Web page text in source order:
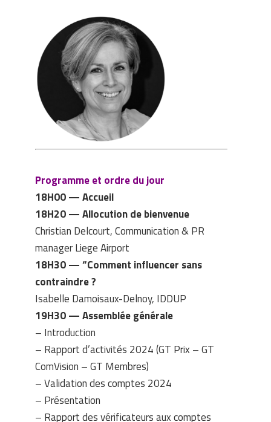
Programme et ordre du jour
18H00 — Accueil
18H20 — Allocution de bienvenue
Christian Delcourt, Communication & PR
manager Liege Airport
18H30 — “Comment influencer sans
contraindre ?
Isabelle Damoisaux-Delnoy, IDDUP
19H30 — Assemblée générale
– Introduction
– Rapport d’activités 2024 (GT Prix – GT
ComVision – GT Membres)
– Validation des comptes 2024
– Présentation
– Rapport des vérificateurs aux comptes